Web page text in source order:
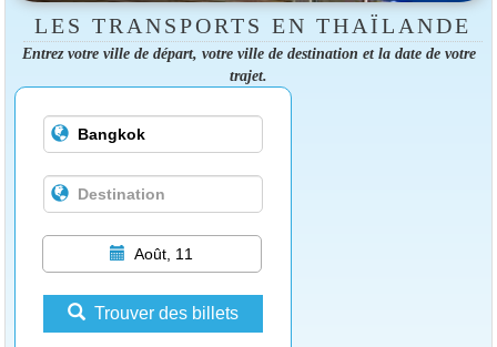
LES TRANSPORTS EN THAÏLANDE
Entrez votre ville de départ, votre ville de destination et la date de votre
trajet.
Août, 11
Trouver des billets